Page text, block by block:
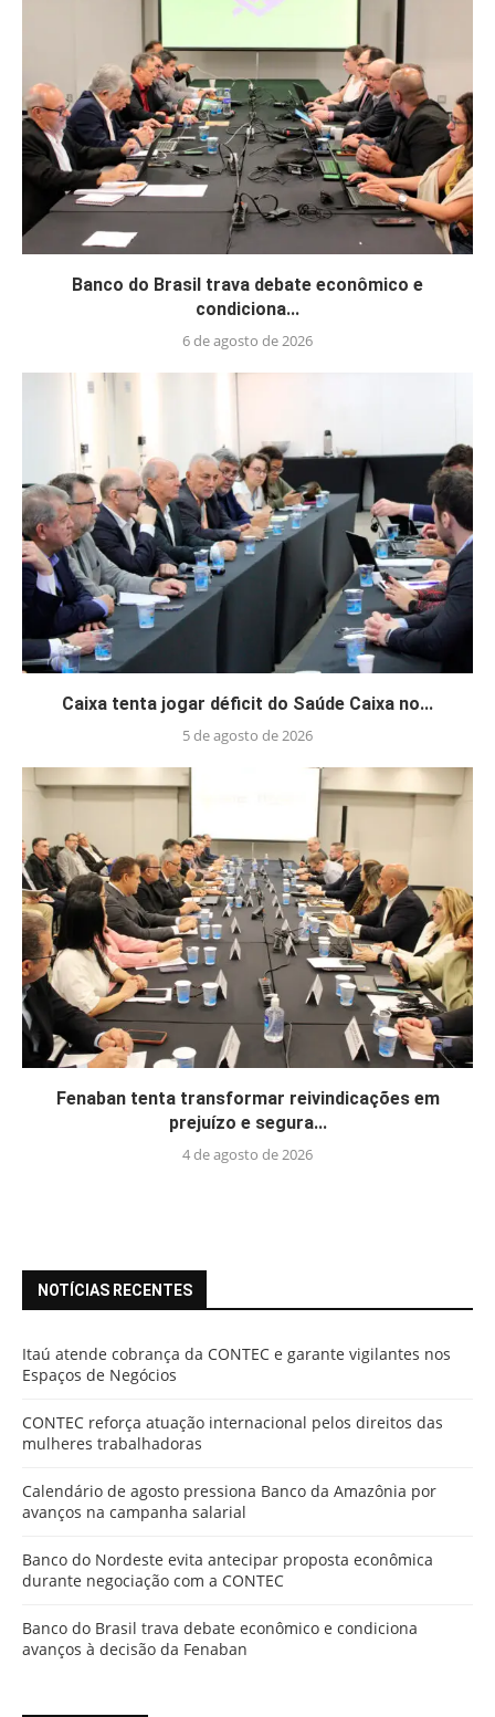
Banco do Brasil trava debate econômico e
condiciona...
6 de agosto de 2026
Caixa tenta jogar déficit do Saúde Caixa no...
5 de agosto de 2026
Fenaban tenta transformar reivindicações em
prejuízo e segura...
4 de agosto de 2026
NOTÍCIAS RECENTES
Itaú atende cobrança da CONTEC e garante vigilantes nos
Espaços de Negócios
CONTEC reforça atuação internacional pelos direitos das
mulheres trabalhadoras
Calendário de agosto pressiona Banco da Amazônia por
avanços na campanha salarial
Banco do Nordeste evita antecipar proposta econômica
durante negociação com a CONTEC
Banco do Brasil trava debate econômico e condiciona
avanços à decisão da Fenaban